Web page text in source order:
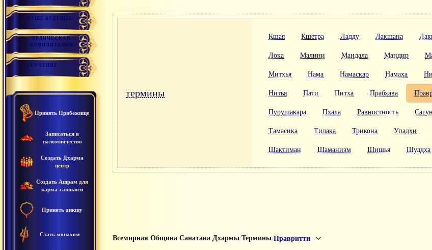
НАШЕ БУДУЩЕЕ
ВЕДИЧЕСКАЯ
ЦИВИЛИЗАЦИЯ
ОБУЧЕНИЕ
Принять Прибежище
Записаться в
паломничество
Создать Дхарма
центр
Создать Ашрам для
карма-санньяси
Принять дикшу
Стать монахом
термины
Кшая Кшетра Ладду Лакшана
Лока Малини Мандала Мандир
Митхья Нама Намаскар Намаха
Нитья Пати Питха Прабхава
Пурушакара Пхала Равностность
Тамасика Тилака Трикона Упадхи
Шактиман Шаманизм Шишья Шуддха
Всемирная Община Санатана Дхармы/Термины/Правритти